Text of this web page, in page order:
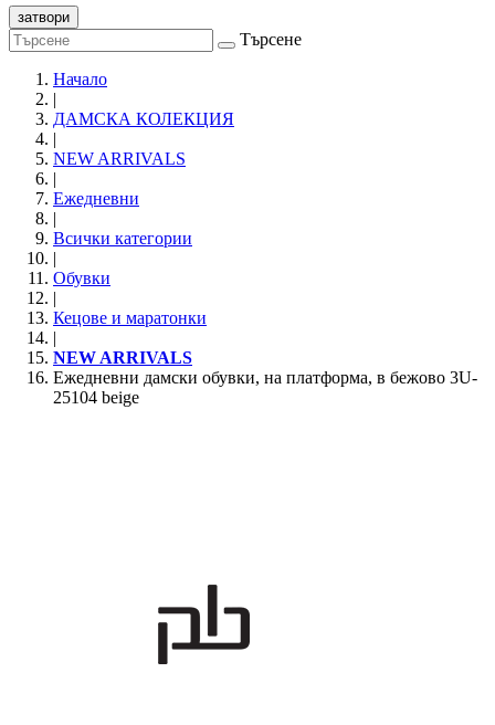
затвори
Търсене
Начало
|
ДАМСКА КОЛЕКЦИЯ
|
NEW ARRIVALS
|
Ежедневни
|
Всички категории
|
Обувки
|
Кецове и маратонки
|
NEW ARRIVALS
Ежедневни дамски обувки, на платформа, в бежово 3U-
25104 beige